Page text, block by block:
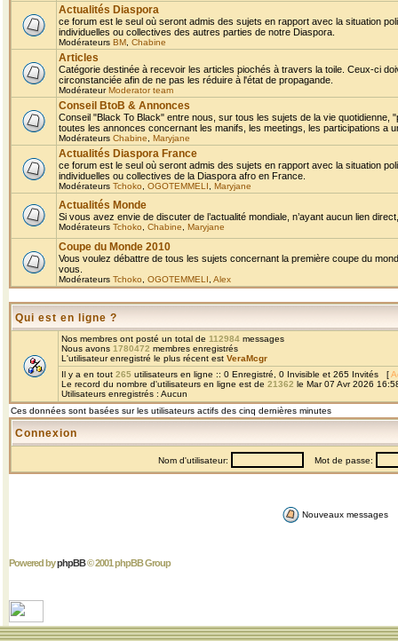
Actualités Diaspora
ce forum est le seul où seront admis des sujets en rapport avec la situation
individuelles ou collectives des autres parties de notre Diaspora.
Modérateurs BM Chabine
Articles
Catégorie destinée à recevoir les articles piochés à travers la toile. Ceux-ci
circonstanciée afin de ne pas les réduire à l'état de propagande.
ModérateurModerator team
Conseil BtoB & Annonces
Conseil "Black To Black" entre nous, sur tous les sujets de la vie
toutes les annonces concernant les manifs, les meetings, les participations a
Modérateurs Chabine Maryjane
Actualités Diaspora France
ce forum est le seul où seront admis des sujets en rapport avec la situation
individuelles ou collectives de la Diaspora afro en France.
Modérateurs Tchoko OGOTEMMELI Maryjane
Actualités Monde
Si vous avez envie de discuter de l’actualité mondiale, n’ayant aucun lien
Modérateurs Tchoko Chabine Maryjane
Coupe du Monde 2010
Vous voulez débattre de tous les sujets concernant la première coupe du
vous.
Modérateurs Tchoko OGOTEMMELI Alex
Qui est en ligne ?
Nos membres ont posté un total de 112984 messages
Nous avons 1780472 membres enregistrés
L'utilisateur enregistré le plus récent est VeraMcgr
Il y a en tout 265 utilisateurs en ligne :: 0 Enregistré, 0 Invisible et 265 Invités [
Le record du nombre d'utilisateurs en ligne est de 21362 le Mar 07 Avr 2026
Utilisateurs enregistrés : Aucun
Ces données sont basées sur les utilisateurs actifs des cinq dernières minutes
Connexion
Nom d'utilisateur: Mot de passe:
Nouveaux messages
Powered byphpBB© 2001 phpBB Group